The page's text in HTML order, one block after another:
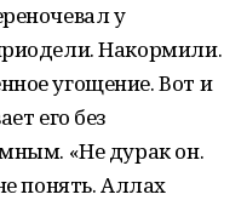
у
Накормили.
угощение. Вот и
его без
«Не дурак он.
понять. Аллах